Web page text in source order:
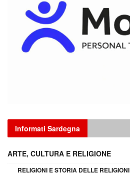
Informati Sardegna
ARTE, CULTURA E RELIGIONE
RELIGIONI E STORIA DELLE RELIGIONI